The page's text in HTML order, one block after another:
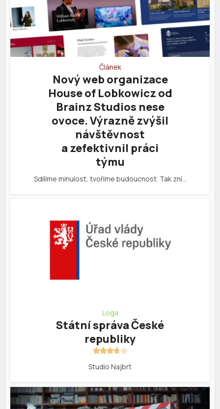
Článek
Nový web organizace
House of Lobkowicz od
Brainz Studios nese
ovoce. Výrazně zvýšil
návštěvnost
a zefektivnil práci
týmu
Sdílíme minulost, tvoříme budoucnost. Tak zní…
Loga
Státní správa České
republiky
Studio Najbrt